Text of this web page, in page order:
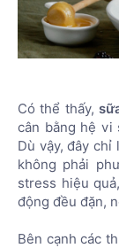
Có thể thấy,
cân bằng hệ vi
Dù vậy, đây
không phải
stress hiệu
động đều đặn,
Bên cạnh các